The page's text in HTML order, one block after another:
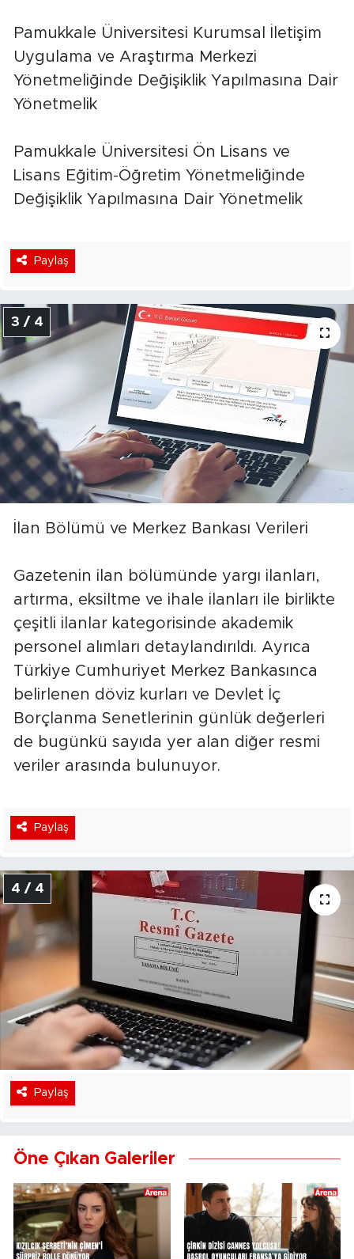
Pamukkale Üniversitesi Kurumsal İletişim
Uygulama ve Araştırma Merkezi
Yönetmeliğinde Değişiklik Yapılmasına Dair
Yönetmelik
Pamukkale Üniversitesi Ön Lisans ve
Lisans Eğitim-Öğretim Yönetmeliğinde
Değişiklik Yapılmasına Dair Yönetmelik
Paylaş
3 / 4
İlan Bölümü ve Merkez Bankası Verileri
Gazetenin ilan bölümünde yargı ilanları,
artırma, eksiltme ve ihale ilanları ile birlikte
çeşitli ilanlar kategorisinde akademik
personel alımları detaylandırıldı. Ayrıca
Türkiye Cumhuriyet Merkez Bankasınca
belirlenen döviz kurları ve Devlet İç
Borçlanma Senetlerinin günlük değerleri
de bugünkü sayıda yer alan diğer resmi
veriler arasında bulunuyor.
Paylaş
4 / 4
Paylaş
Öne Çıkan Galeriler